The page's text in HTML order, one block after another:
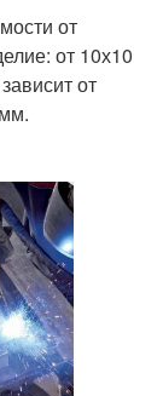
от
от 10х10
от